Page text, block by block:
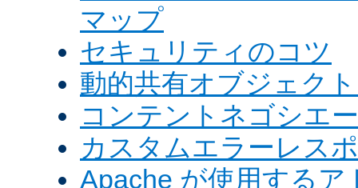
マップ
セキュリティのコツ
動的共有オブジェク
コンテントネゴシエ
カスタムエラーレス
Apache が使用する